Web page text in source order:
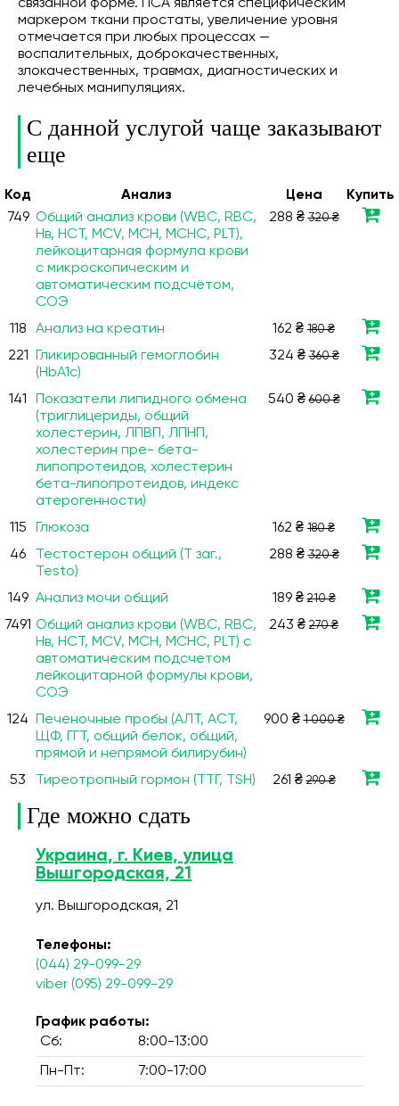
связанной форме. ПСА является специфическим
маркером ткани простаты, увеличение уровня
отмечается при любых процессах —
воспалительных, доброкачественных,
злокачественных, травмах, диагностических и
лечебных манипуляциях.
С данной услугой чаще заказывают
еще
Код Анализ Цена
Купить
749 Общий анализ крови (WBC, RBC,
Нв, HCT, MCV, МСН, МСНС, PLT),
лейкоцитарная формула крови
с микроскопическим и
автоматическим подсчётом,
СОЭ
288 ₴320 ₴
118 Анализ на креатин 162 ₴ 180 ₴
221
Гликированный гемоглобин
(HbA1c)
324 ₴360 ₴
141
Показатели липидного обмена
(триглицериды, общий
холестерин, ЛПВП, ЛПНП,
холестерин пре- бета-
липопротеидов, холестерин
бета-липопротеидов, индекс
атерогенности)
540 ₴600 ₴
115 Глюкоза 162 ₴ 180 ₴
46
Тестостерон общий (Т заг.,
Testo)
288 ₴320 ₴
149 Анализ мочи общий 189 ₴210 ₴
7491 Общий анализ крови (WBC, RBC,
Нв, HCT, MCV, МСН, МСНС, PLT) с
автоматическим подсчетом
лейкоцитарной формулы крови,
СОЭ
243 ₴ 270 ₴
124
Печеночные пробы (АЛТ, АСТ,
ЩФ, ГГТ, общий белок, общий,
прямой и непрямой билирубин)
900 ₴1 000 ₴
53 Тиреотропный гормон (ТТГ, TSH) 261 ₴290 ₴
Где можно сдать
Украина, г. Киев, улица
Вышгородская, 21
ул. Вышгородская, 21
Телефоны:
(044) 29-099-29
viber (095) 29-099-29
График работы:
Сб:
8:00-13:00
Пн-Пт: 7:00-17:00